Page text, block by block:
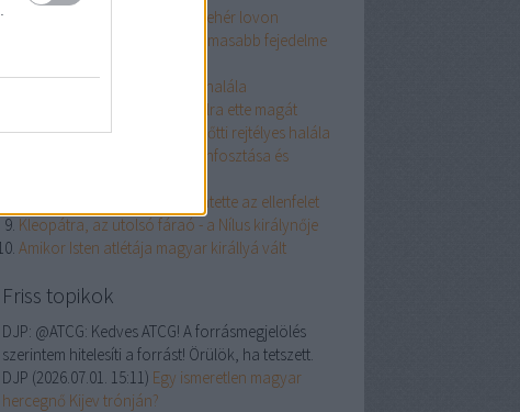
Lady Godiva - nemes hölgy fehér lovon
Nagy Lajos, "a világ leghatalmasabb fejedelme
A törökverő Hunyadi János halála
A király aki (szó szerint) halálra ette magát
Imre herceg és 990 évvel ezelőtti rejtélyes halála
Ibrahim - az őrült szultán trónfosztása és
Aki már jelenlétével is elrettentette az ellenfelet
Kleopátra, az utolsó fáraó - a Nílus királynője
Amikor Isten atlétája magyar királlyá vált
Friss topikok
DJP: @ATCG: Kedves ATCG! A forrásmegjelölés
szerintem hitelesíti a forrást! Örülök, ha tetszett.
DJP (2026.07.01. 15:11) Egy ismeretlen magyar
hercegnő Kijev trónján?